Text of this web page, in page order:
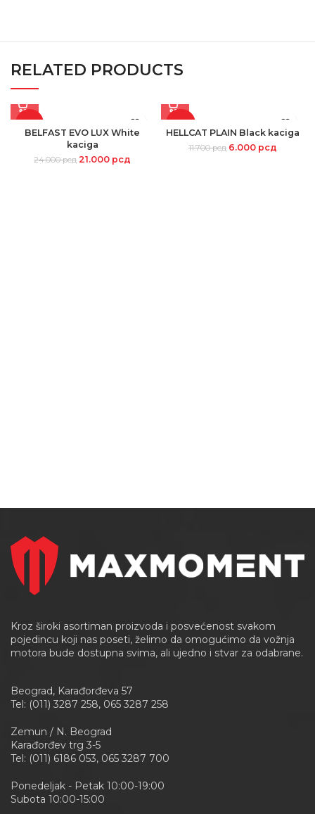
RELATED PRODUCTS
-13%
BELFAST EVO LUX White
kaciga
24.000рсд 21.000 рсд
-49%
HELLCAT PLAIN Black kaciga
11.700рсд 6.000 рсд
Kroz široki asortiman proizvoda i posvećenost svakom
pojedincu koji nas poseti, želimo da omogućimo da vožnja
motora bude dostupna svima, ali ujedno i stvar za odabrane.
Beograd, Karađorđeva 57
Tel: (011) 3287 258, 065 3287 258
Zemun / N. Beograd
Karađorđev trg 3-5
Tel: (011) 6186 053, 065 3287 700
Ponedeljak - Petak 10:00-19:00
Subota 10:00-15:00